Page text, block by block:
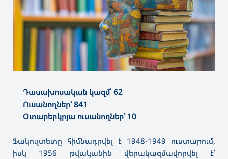
Դասախոսական կազմ՝ 62
Ուսանողներ՝ 841
Օտարերկրյա ուսանողներ՝ 10
Ֆակուլտետը հիմնադրվել է 1948-1949 ուստարում,
իսկ 1956 թվականին վերակազմավորվել է՝